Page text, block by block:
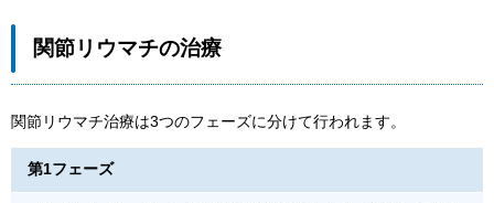
関節リウマチの治療
関節リウマチ治療は3つのフェーズに分けて行われます。
第1フェーズ